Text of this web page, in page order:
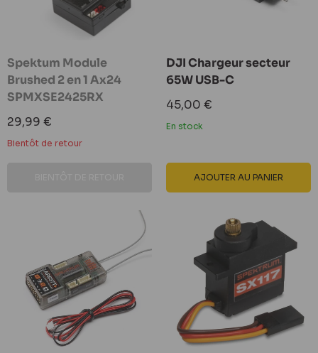
Spektum Module
Brushed 2 en 1 Ax24
SPMXSE2425RX
Prix
réduit
29,99 €
Bientôt de retour
DJI Chargeur secteur
65W USB-C
Prix
réduit
45,00 €
En stock
AJOUTER AU PANIER